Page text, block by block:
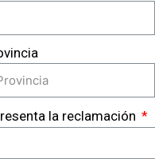
la reclamación